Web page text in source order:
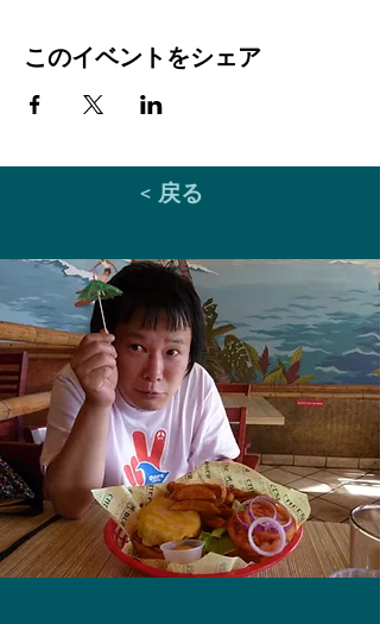
このイベントをシェア
< 戻る